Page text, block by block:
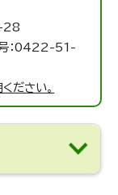
28
：0422-51-
ださい。